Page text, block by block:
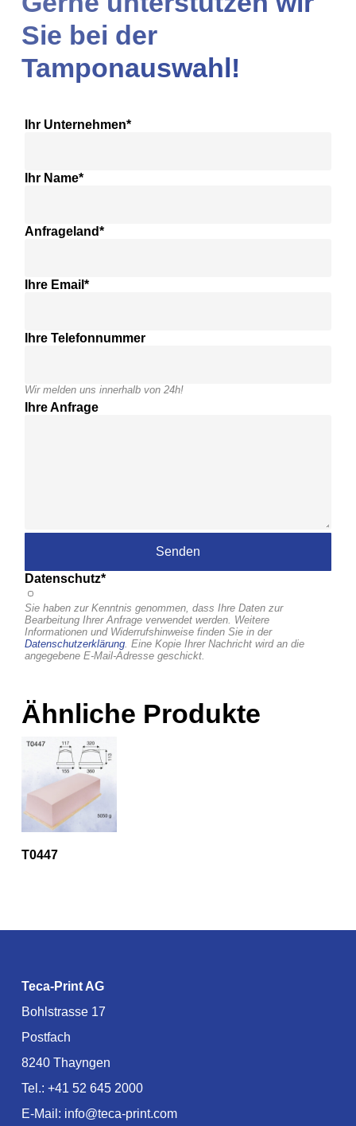
Sie bei der
Tamponauswahl!
Ihr Unternehmen*
Ihr Name*
Anfrageland*
Ihre Email*
Ihre Telefonnummer
Wir melden uns innerhalb von 24h!
Ihre Anfrage
Datenschutz*
Sie haben zur Kenntnis genommen, dass Ihre Daten zur
Bearbeitung Ihrer Anfrage verwendet werden. Weitere
Informationen und Widerrufshinweise finden Sie in der
Datenschutzerklärung. Eine Kopie Ihrer Nachricht wird an die
angegebene E-Mail-Adresse geschickt.
Ähnliche Produkte
T0447
Teca-Print AG
Bohlstrasse 17
Postfach
8240 Thayngen
Tel.: +41 52 645 2000
E-Mail: info@teca-print.com